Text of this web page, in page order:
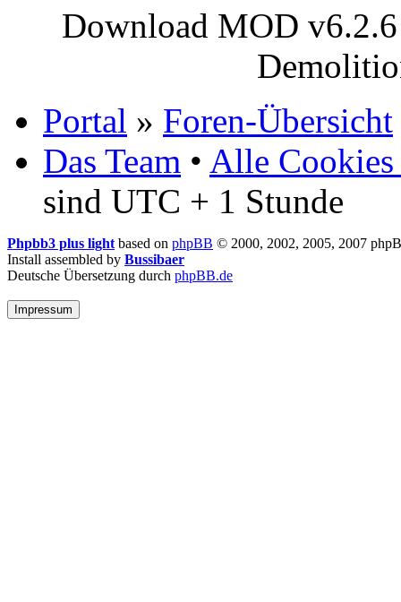
Download MOD
Portal » Foren-Übersicht
Das Team • Alle Cookies
sind UTC + 1 Stunde
Phpbb3 plus light based on phpBB © 2000, 2002, 2005, 2007
Install assembled by Bussibaer
Deutsche Übersetzung durch phpBB.de